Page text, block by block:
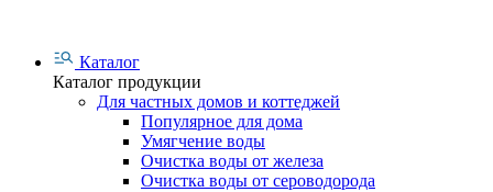
Каталог
Каталог продукции
Для частных домов и коттеджей
Популярное для дома
Умягчение воды
Очистка воды от железа
Очистка воды от сероводорода